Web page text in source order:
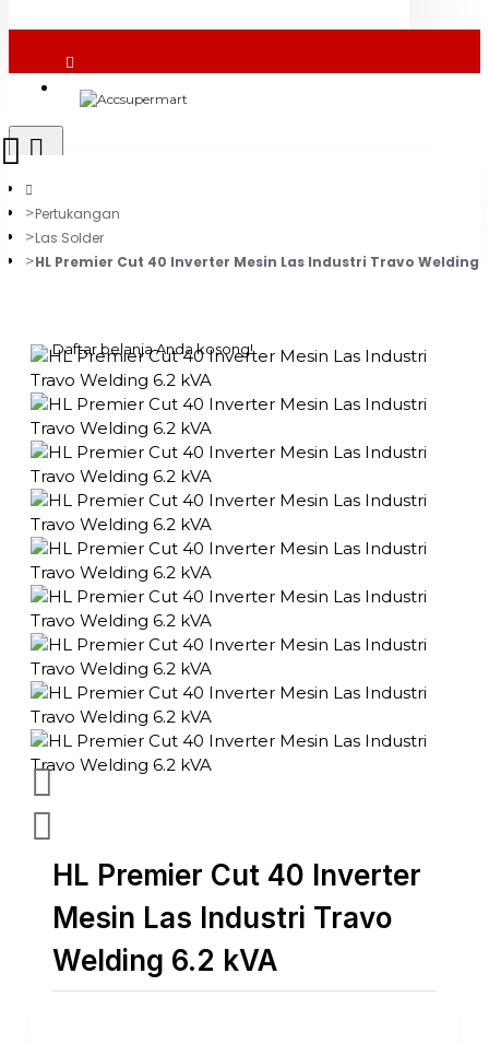
0 item(s) - Rp0
Daftar belanja Anda kosong!
Pertukangan
Las Solder
HL Premier Cut 40 Inverter Mesin Las Industri Travo Welding
HL Premier Cut 40 Inverter
Mesin Las Industri Travo
Welding 6.2 kVA